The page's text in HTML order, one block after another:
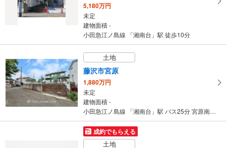
5,180万円
未定
建物面積 -
小田急江ノ島線 「湘南台」駅 徒歩10分
土地
藤沢市宮原
1,880万円
未定
建物面積 -
小田急江ノ島線 「湘南台」駅 バス25分 宮原南 バス停下車 徒歩7分
成約でもらえる
土地